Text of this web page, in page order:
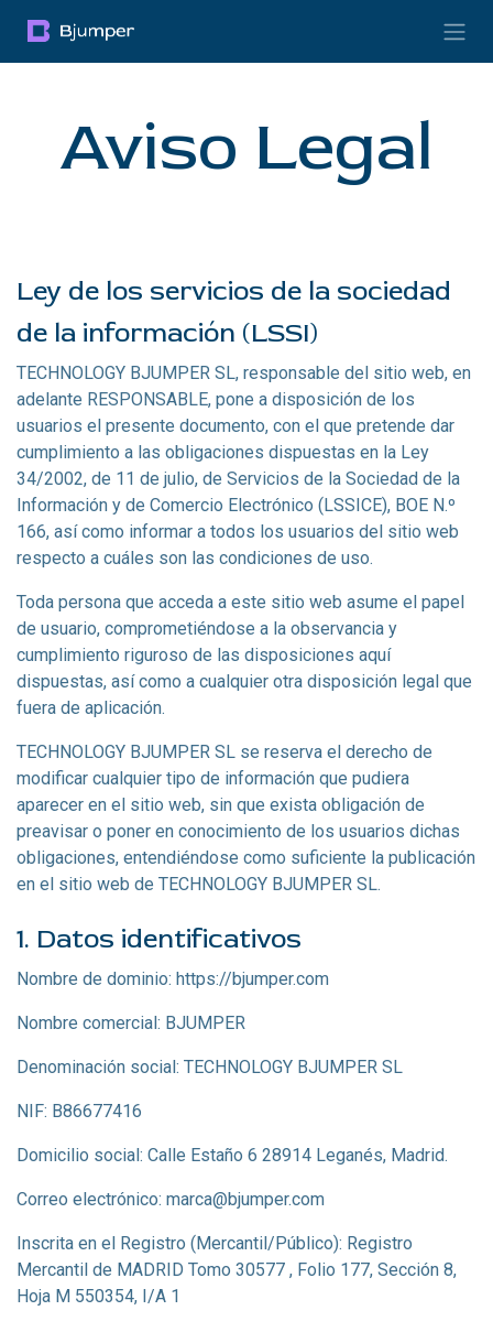
Aviso Legal
Ley de los servicios de la sociedad
de la información (LSSI)
TECHNOLOGY BJUMPER SL, responsable del sitio web, en
adelante RESPONSABLE, pone a disposición de los
usuarios el presente documento, con el que pretende dar
cumplimiento a las obligaciones dispuestas en la Ley
34/2002, de 11 de julio, de Servicios de la Sociedad de la
Información y de Comercio Electrónico (LSSICE), BOE N.º
166, así como informar a todos los usuarios del sitio web
respecto a cuáles son las condiciones de uso.
Toda persona que acceda a este sitio web asume el papel
de usuario, comprometiéndose a la observancia y
cumplimiento riguroso de las disposiciones aquí
dispuestas, así como a cualquier otra disposición legal que
fuera de aplicación.
TECHNOLOGY BJUMPER SL se reserva el derecho de
modificar cualquier tipo de información que pudiera
aparecer en el sitio web, sin que exista obligación de
preavisar o poner en conocimiento de los usuarios dichas
obligaciones, entendiéndose como suficiente la publicación
en el sitio web de TECHNOLOGY BJUMPER SL.
1. Datos identificativos
Nombre de dominio: https://bjumper.com
Nombre comercial: BJUMPER
Denominación social: TECHNOLOGY BJUMPER SL
NIF: B86677416
Domicilio social: Calle Estaño 6 28914 Leganés, Madrid.
Correo electrónico: marca@bjumper.com
Inscrita en el Registro (Mercantil/Público): Registro
Mercantil de MADRID Tomo 30577 , Folio 177, Sección 8,
Hoja M 550354, I/A 1